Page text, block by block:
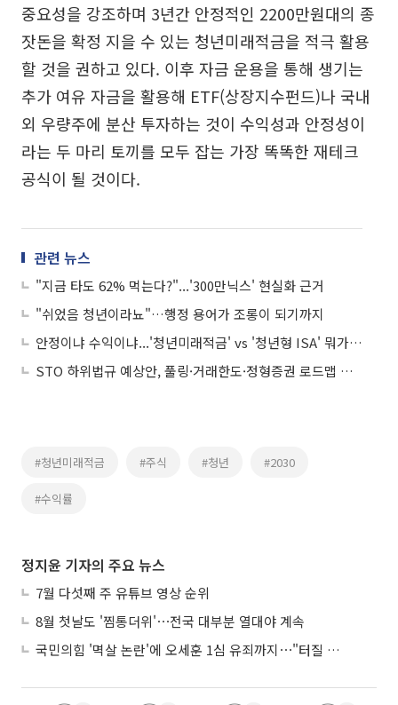
중요성을 강조하며 3년간 안정적인 2200만원대의 종
잣돈을 확정 지을 수 있는 청년미래적금을 적극 활용
할 것을 권하고 있다. 이후 자금 운용을 통해 생기는
추가 여유 자금을 활용해 ETF(상장지수펀드)나 국내
외 우량주에 분산 투자하는 것이 수익성과 안정성이
라는 두 마리 토끼를 모두 잡는 가장 똑똑한 재테크
공식이 될 것이다.
관련 뉴스
"지금 타도 62% 먹는다?"...'300만닉스' 현실화 근거
"쉬었음 청년이라뇨"…행정 용어가 조롱이 되기까지
안정이냐 수익이냐...'청년미래적금' vs '청년형 ISA' 뭐가 더 이득일까
STO 하위법규 예상안, 풀링·거래한도·정형증권 로드맵 제시
#청년미래적금 #주식 #청년 #2030
#수익률
정지윤 기자의 주요 뉴스
7월 다섯째 주 유튜브 영상 순위
8월 첫날도 '찜통더위'⋯전국 대부분 열대야 계속
국민의힘 '멱살 논란'에 오세훈 1심 유죄까지⋯"터질 게 터졌다"